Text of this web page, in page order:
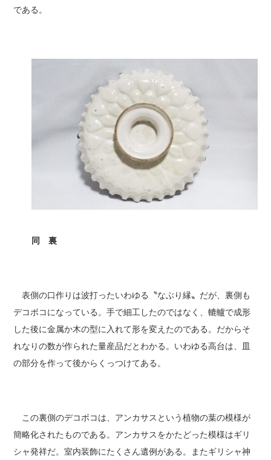
である。
同 裏
表側の口作りは波打ったいわゆる〝なぶり縁〟だが、裏側も
デコボコになっている。手で細工したのではなく、轆轤で成形
した後に金属か木の型に入れて形を変えたのである。だからそ
れなりの数が作られた量産品だとわかる。いわゆる高台は、皿
の部分を作って後からくっつけてある。
この裏側のデコボコは、アンカサスという植物の葉の模様が
簡略化されたものである。アンカサスをかたどった模様はギリ
シャ発祥だ。室内装飾にたくさん遺例がある。またギリシャ神